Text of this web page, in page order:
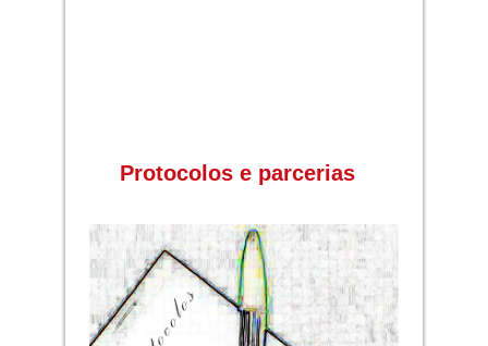
Protocolos e parcerias